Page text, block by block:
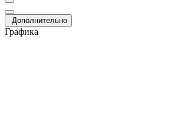
Дополнительно
Графика